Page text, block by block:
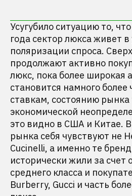
Усугубило ситуацию то,
года сектор люкса живет
поляризации спроса.
продолжают активно
люкс, пока более широкая
становится намного более
ставкам, состоянию
экономической
это видно в США и Китае. В
рынка себя чувствуют не
Cucinelli, а именно те
исторически жили за счет
среднего класса и
Burberry, Gucci и часть